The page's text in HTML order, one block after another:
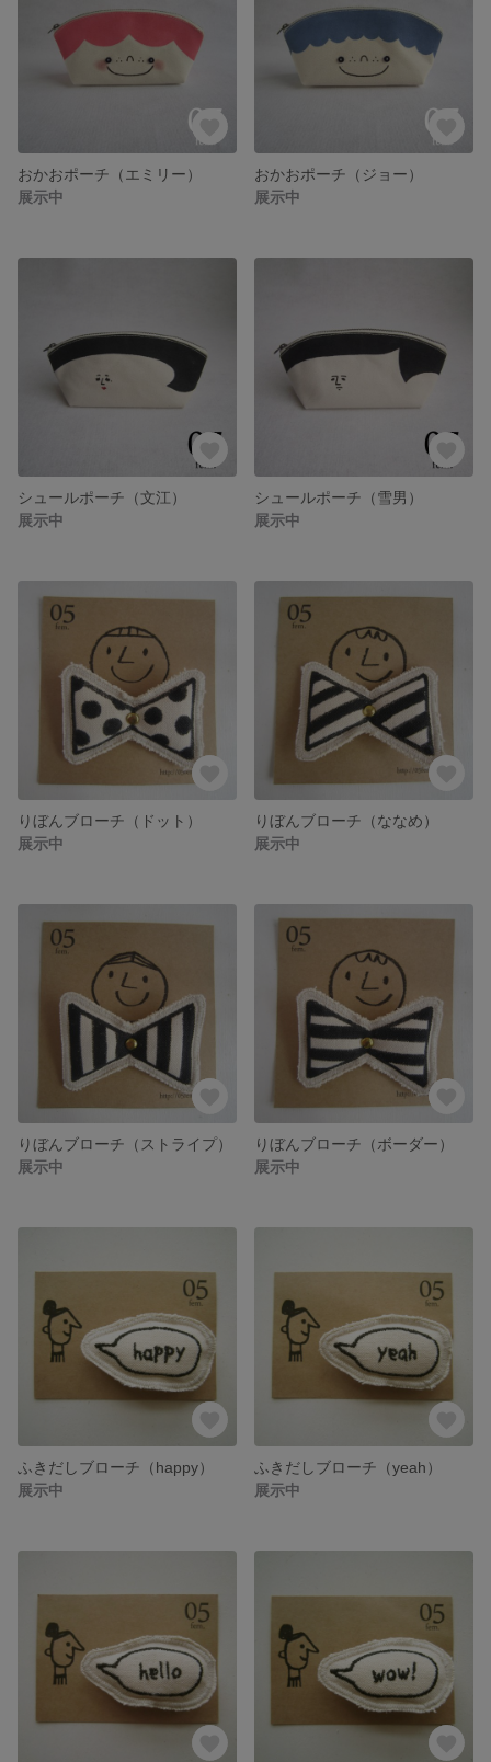
おかおポーチ（エミリー）
展示中
おかおポーチ（ジョー）
展示中
シュールポーチ（文江）
展示中
シュールポーチ（雪男）
展示中
りぼんブローチ（ドット）
展示中
りぼんブローチ（ななめ）
展示中
りぼんブローチ（ストライプ）
展示中
りぼんブローチ（ボーダー）
展示中
ふきだしブローチ（happy）
展示中
ふきだしブローチ（yeah）
展示中